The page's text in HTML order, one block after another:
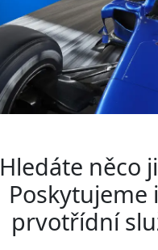
Hledáte něco
Poskytujeme
prvotřídní